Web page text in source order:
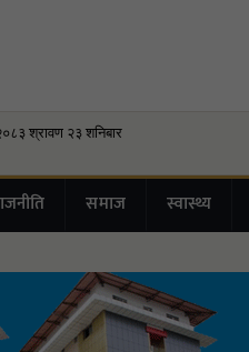
समाज स्वास्थ्य